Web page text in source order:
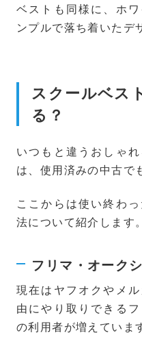
ベストも同様に、ホ
ンプルで落ち着いたデ
スクールベス
る？
いつもと違うおしゃ
は、使用済みの中古で
ここからは使い終わ
法について紹介します。
フリマ・オーク
現在はヤフオクやメ
由にやり取りできる
の利用者が増えていま